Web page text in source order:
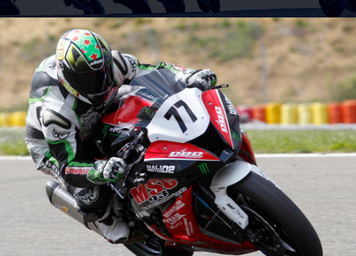
PRESSE
PRESSE
accéder à la billetterie